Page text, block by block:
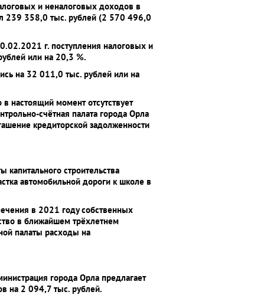
и неналоговых доходов в
239 358,0 тыс. рублей (2 570 496,0
г. поступления налоговых и
или на 20,3 %.
на 32 011,0 тыс. рублей или на
настоящий момент отсутствует
счётная палата города Орла
кредиторской задолженности
строительства
автомобильной дороги к школе в
в 2021 году собственных
в ближайшем трёхлетнем
палаты расходы на
города Орла предлагает
на 2 094,7 тыс. рублей.